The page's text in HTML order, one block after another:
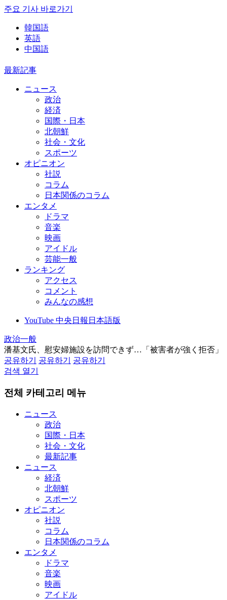
주요 기사 바로가기
韓国語
英語
中国語
最新記事
ニュース
政治
経済
国際・日本
北朝鮮
社会・文化
スポーツ
オピニオン
社説
コラム
日本関係のコラム
エンタメ
ドラマ
音楽
映画
アイドル
芸能一般
ランキング
アクセス
コメント
みんなの感想
YouTube 中央日報日本語版
政治一般
潘基文氏、慰安婦施設を訪問できず…「被害者が強く拒否」
공유하기
공유하기
공유하기
검색 열기
전체 카테고리 메뉴
ニュース
政治
国際・日本
社会・文化
最新記事
ニュース
経済
北朝鮮
スポーツ
オピニオン
社説
コラム
日本関係のコラム
エンタメ
ドラマ
音楽
映画
アイドル